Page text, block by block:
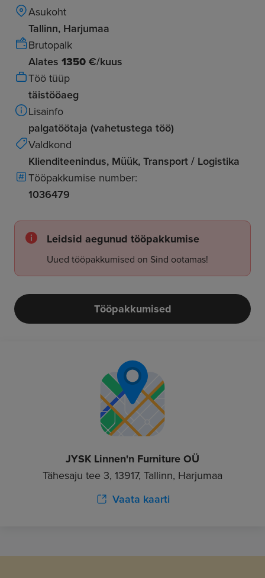
Asukoht
Tallinn, Harjumaa
Brutopalk
Alates 1350 €/kuus
Töö tüüp
täistööaeg
Lisainfo
palgatöötaja (vahetustega töö)
Valdkond
Klienditeenindus, Müük, Transport / Logistika
Tööpakkumise number:
1036479
Leidsid aegunud tööpakkumise
Uued tööpakkumised on Sind ootamas!
Tööpakkumised
JYSK Linnen'n Furniture OÜ
Tähesaju tee 3, 13917, Tallinn, Harjumaa
Vaata kaarti